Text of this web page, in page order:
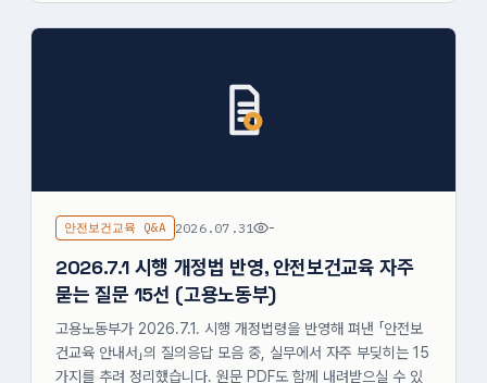
안전보건교육 Q&A 2026.07.31 -
2026.7.1 시행 개정법 반영, 안전보건교육 자주
묻는 질문 15선 (고용노동부)
고용노동부가 2026.7.1. 시행 개정법령을 반영해 펴낸 「안전보
건교육 안내서」의 질의응답 모음 중, 실무에서 자주 부딪히는 15
가지를 추려 정리했습니다. 원문 PDF도 함께 내려받으실 수 있